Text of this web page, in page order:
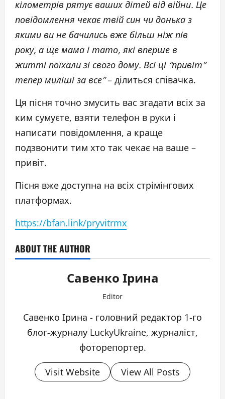
кілометрів рятує ваших дітей від війни. Це
повідомлення чекає твій син чи донька з
якими ви не бачились вже більш ніж пів
року, а ще мама і тато, які вперше в
житті поїхали зі свого дому. Всі ці “привіт”
тепер миліші за все”– ділиться співачка.
Ця пісня точно змусить вас згадати всіх за
ким сумуєте, взяти телефон в руки і
написати повідомлення, а краще
подзвонити тим хто так чекає на ваше –
привіт.
Пісня вже доступна на всіх стрімінгових
платформах.
https://bfan.link/pryvitrmx
ABOUT THE AUTHOR
Савенко Ірина
Editor
Савенко Ірина - головний редактор 1-го
блог-журналу LuckyUkraine, журналіст,
фоторепортер.
Visit Website View All Posts